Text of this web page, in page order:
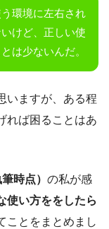
環境に左右され
けど、正しい使
は少ないんだ。
いますが、ある程
れば困ることはあ
時点） の私が感
使い方ををしたら
ことをまとめまし